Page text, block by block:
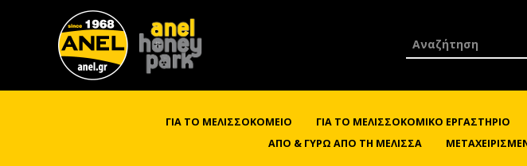
ΓΙΑ ΤΟ ΜΕΛΙΣΣΟΚΟΜΕΊΟ ΓΙΑ ΤΟ ΜΕΛΙΣΣΟΚΟΜΙΚΌ ΕΡΓΑΣΤΉΡΙΟ
ΑΠΌ & ΓΎΡΩ ΑΠΌ ΤΗ ΜΈΛΙΣΣΑ